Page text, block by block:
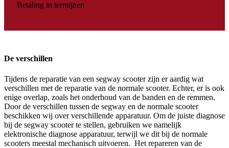
Betaling in termijnen
De verschillen
Tijdens de reparatie van een segway scooter zijn er aardig wat
verschillen met de reparatie van de normale scooter. Echter, er is ook
enige overlap, zoals het onderhoud van de banden en de remmen.
Door de verschillen tussen de segway en de normale scooter
beschikken wij over verschillende apparatuur. Om de juiste diagnose
bij de segway scooter te stellen, gebruiken we namelijk
elektronische diagnose apparatuur, terwijl we dit bij de normale
scooters meestal mechanisch uitvoeren. Het repareren van de